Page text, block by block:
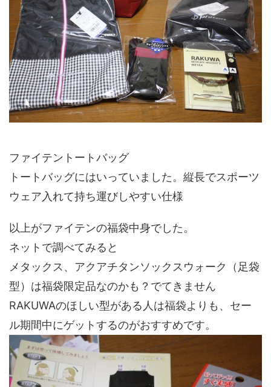
ファイテントートバッグ
トートバッグにはいっていました。縦長でスポーツ
ウェア入れて持ち運びしやすい仕様
以上がファイテンの福袋中身でした。
ネットで調べてみると
メタックス、アクアチタンソックスウォーク（足袋
型）は福袋限定品なのかも？でてきません
RAKUWAのほしい型がある人は福袋よりも、セー
ル期間中にゲットするのがおすすめです。